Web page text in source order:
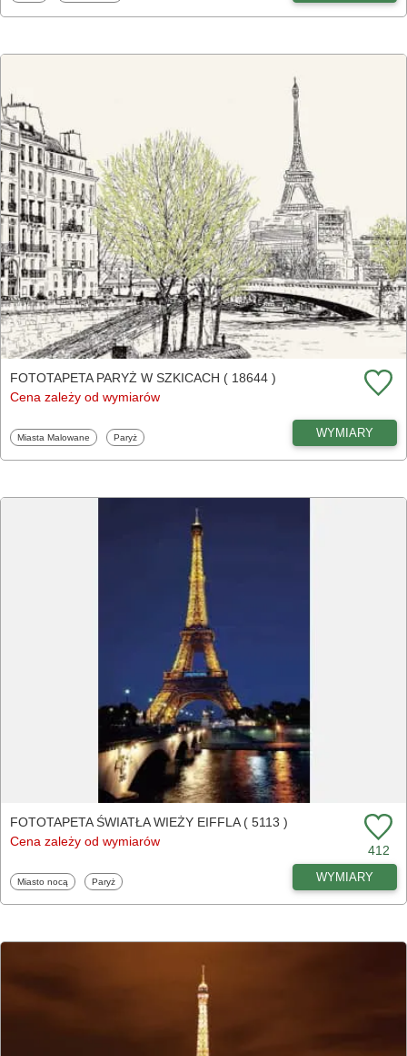
FOTOTAPETA PARYŻ W SZKICACH ( 18644 )
Cena zależy od wymiarów
Fototapety
Miasta Malowane Fototapety
Paryż WYMIARY
FOTOTAPETA ŚWIATŁA WIEŻY EIFFLA ( 5113 )
Cena zależy od wymiarów
412
Fototapety
Miasto nocą Fototapety
Paryż WYMIARY